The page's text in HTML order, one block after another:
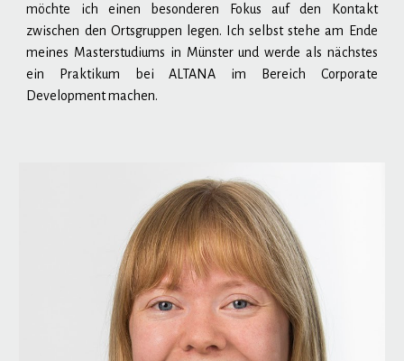
möchte ich einen besonderen Fokus auf den Kontakt
zwischen den Ortsgruppen legen. Ich selbst stehe am Ende
meines Masterstudiums in Münster und werde als nächstes
ein Praktikum bei ALTANA im Bereich Corporate
Development machen.